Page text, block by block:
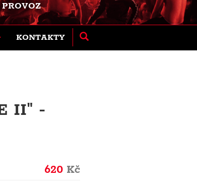
PROVOZ
KONTAKTY
II" -
620 Kč